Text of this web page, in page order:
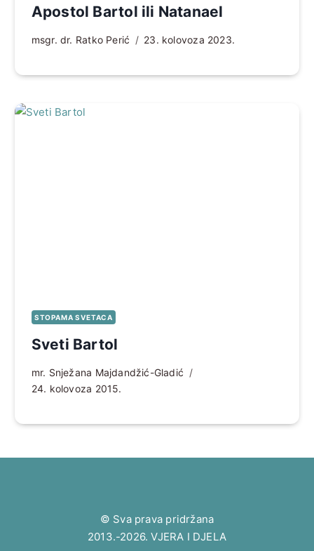
Apostol Bartol ili Natanael
msgr. dr. Ratko Perić 23. kolovoza 2023.
STOPAMA SVETACA
Sveti Bartol
mr. Snježana Majdandžić-Gladić
24. kolovoza 2015.
© Sva prava pridržana
2013.-2026. VJERA I DJELA